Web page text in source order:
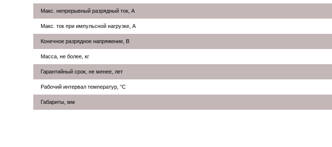
Макс. непрерывный разрядный ток, А
Макс. ток при импульсной нагрузке, А
Конечное разрядное напряжение, В
Масса, не более, кг
Гарантийный срок, не менее, лет
Рабочий интервал температур, °С
Габариты, мм